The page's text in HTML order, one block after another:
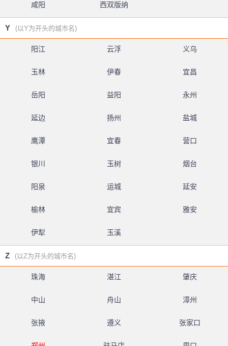
咸阳 西双版纳
Y (以Y为开头的城市名)
阳江 云浮 义乌
玉林 伊春 宜昌
岳阳 益阳 永州
延边 扬州 盐城
鹰潭 宜春 营口
银川 玉树 烟台
阳泉 运城 延安
榆林 宜宾 雅安
伊犁 玉溪
Z (以Z为开头的城市名)
珠海 湛江 肇庆
中山 舟山 漳州
张掖 遵义 张家口